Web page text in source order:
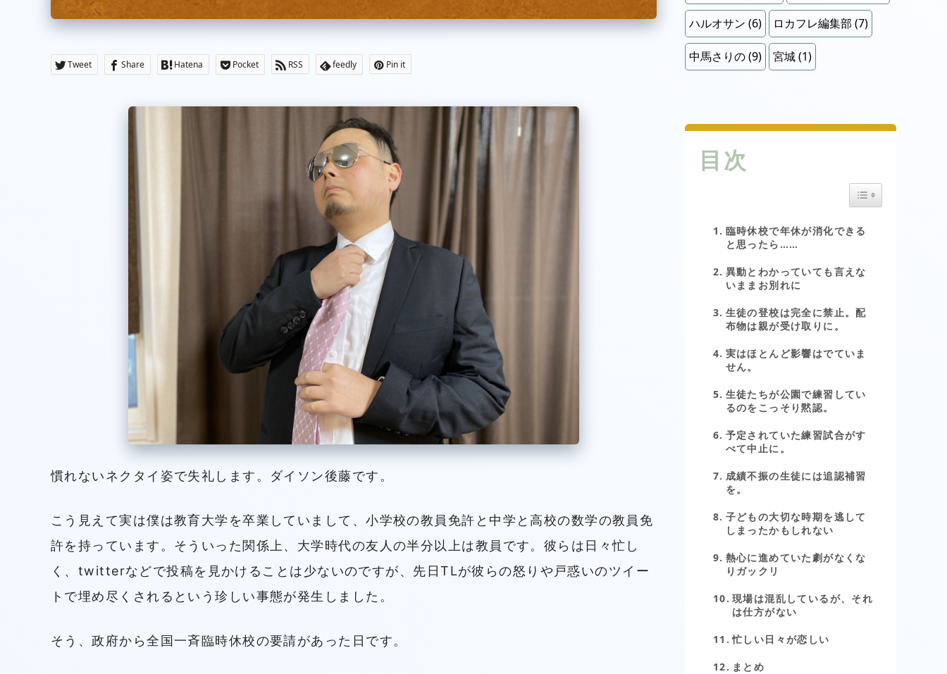
Tweet Share Hatena Pocket RSS feedly Pin it
慣れないネクタイ姿で失礼します。ダイソン後藤です。
こう見えて実は僕は教育大学を卒業していまして、小学校の教員免許と中学と高校の数学の教員免
許を持っています。そういった関係上、大学時代の友人の半分以上は教員です。彼らは日々忙し
く、twitterなどで投稿を見かけることは少ないのですが、先日TLが彼らの怒りや戸惑いのツイー
トで埋め尽くされるという珍しい事態が発生しました。
そう、政府から全国一斉臨時休校の要請があった日です。
ハルオサン (6) ロカフレ編集部 (7)
中馬さりの(9) 宮城(1)
目次
Toggle Table of
臨時休校で年休が消化できる
と思ったら……
異動とわかっていても言えな
いままお別れに
生徒の登校は完全に禁止。配
布物は親が受け取りに。
実はほとんど影響はでていま
せん。
生徒たちが公園で練習してい
るのをこっそり黙認。
予定されていた練習試合がす
べて中止に。
成績不振の生徒には追認補習
を。
子どもの大切な時期を逃して
しまったかもしれない
熱心に進めていた劇がなくな
りガックリ
現場は混乱しているが、それ
は仕方がない
忙しい日々が恋しい
まとめ